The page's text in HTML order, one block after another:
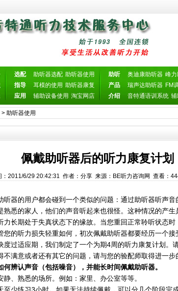
选配 助听器选配 助听器使用
指导
耳模的使用 助听器康复
应用
辅助设备使用 淘宝网店
助听 奥迪康助听器 峰
产品
瑞声达助听器 FM
介绍
音特通语训系统 辅
> 助听器使用
佩戴助听器后的听力康复计划
：2011/6/29 20:42:31 作者：分享 来源：BE听力咨询网 查看：
的用户都会碰到一个类似的问题：通过助听器听声音
熟悉的家人，他们的声音听起来也很怪。这种情况的产
力长期处于失真状态下的缘故。当您重回正常聆听状态
您的听力损失轻重如何，初次佩戴助听器都要经历一个接
度过适应期，我们制定了一个为期4周的听力康复计划。
不满意或者还有其它的问题，请与您的验配师取得进一步
何辨认声音（包括噪音），并能长时间佩戴助听器。
静、熟悉的场所。例如：家里、办公室等等。